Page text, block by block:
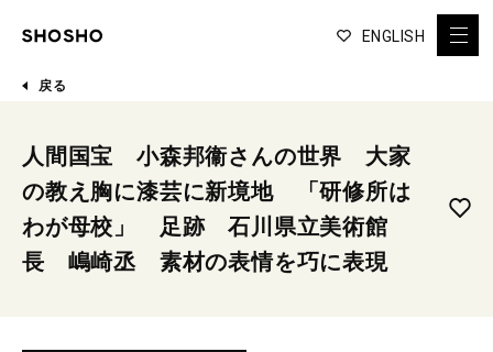
ENGLISH
戻る
人間国宝 小森邦衞さんの世界 大家
の教え胸に漆芸に新境地 「研修所は
わが母校」 足跡 石川県立美術館
長 嶋崎丞 素材の表情を巧に表現